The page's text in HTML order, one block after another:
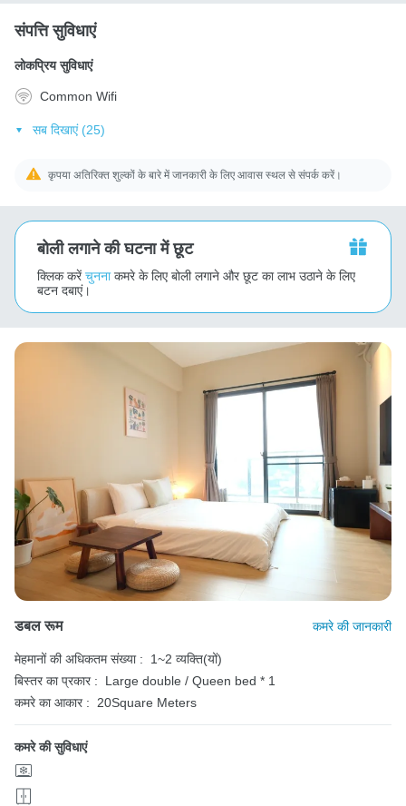
संपत्ति सुविधाएं
लोकप्रिय सुविधाएं
Common Wifi
सब दिखाएं (25)
कृपया अतिरिक्त शुल्कों के बारे में जानकारी के लिए आवास स्थल से संपर्क करें।
बोली लगाने की घटना में छूट
क्लिक करेंचुननाकमरे के लिए बोली लगाने और छूट का लाभ उठाने के लिए
बटन दबाएं।
डबल रूम कमरे की जानकारी
मेहमानों की अधिकतम संख्या :
1~2 व्यक्ति(यों)
बिस्तर का प्रकार :
Large double / Queen bed * 1
कमरे का आकार :
20Square Meters
कमरे की सुविधाएं